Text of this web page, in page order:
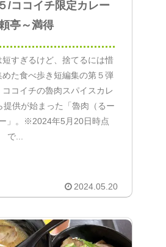
/ココイチ限定カレー
亭～満得
短すぎるけど、捨てるには惜
た食べ歩き短編集の第５弾
コイチの魯肉スパイスカレ
供が始まった「魯肉（るー
」。※2024年5月20日時点
で...
2024.05.20